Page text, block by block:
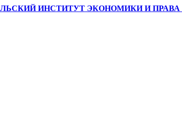
ИНСТИТУТ ЭКОНОМИКИ И ПРАВА